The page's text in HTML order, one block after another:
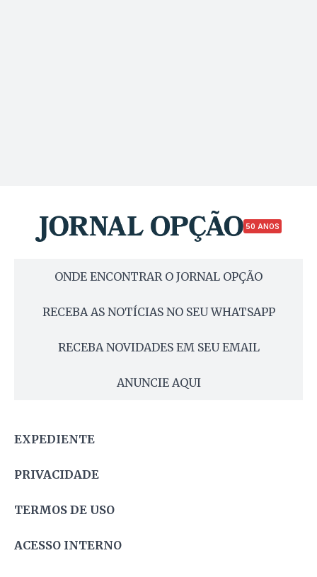
50 ANOS
ONDE ENCONTRAR O JORNAL OPÇÃO
RECEBA AS NOTÍCIAS NO SEU WHATSAPP
RECEBA NOVIDADES EM SEU EMAIL
ANUNCIE AQUI
EXPEDIENTE
PRIVACIDADE
TERMOS DE USO
ACESSO INTERNO